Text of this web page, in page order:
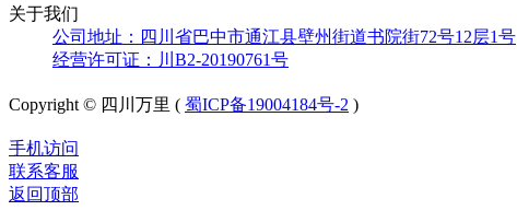
关于我们
公司地址：四川省巴中市通江县壁州街道书院街72号12层1号
经营许可证：川B2-20190761号
Copyright © 四川万里 ( 蜀ICP备19004184号-2 )
手机访问
联系客服
返回顶部